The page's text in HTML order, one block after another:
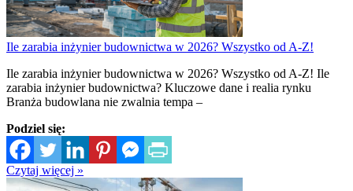
Ile zarabia inżynier budownictwa w 2026? Wszystko od A-Z!
Ile zarabia inżynier budownictwa w 2026? Wszystko od A-Z! Ile
zarabia inżynier budownictwa? Kluczowe dane i realia rynku
Branża budowlana nie zwalnia tempa –
Podziel się:
Czytaj więcej »